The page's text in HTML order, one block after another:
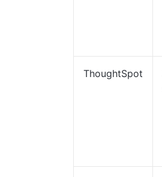
ThoughtSpot